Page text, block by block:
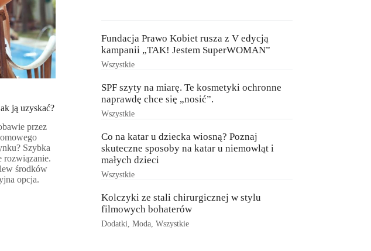
ją uzyskać?
przez
Szybka
rozwiązanie.
środków
opcja.
Fundacja Prawo Kobiet rusza z V edycją
kampanii „TAK! Jestem SuperWOMAN”
Wszystkie
SPF szyty na miarę. Te kosmetyki ochronne
naprawdę chce się „nosić”.
Wszystkie
Co na katar u dziecka wiosną? Poznaj
skuteczne sposoby na katar u niemowląt i
małych dzieci
Wszystkie
Kolczyki ze stali chirurgicznej w stylu
filmowych bohaterów
Dodatki ,Moda ,Wszystkie